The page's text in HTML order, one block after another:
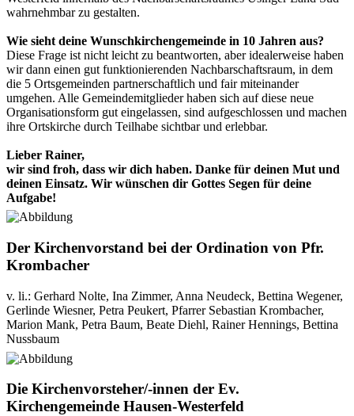
wahrnehmbar zu gestalten.
Wie sieht deine Wunschkirchengemeinde in 10 Jahren aus?
Diese Frage ist nicht leicht zu beantworten, aber idealerweise haben
wir dann einen gut funktionierenden Nachbarschaftsraum, in dem
die 5 Ortsgemeinden partnerschaftlich und fair miteinander
umgehen. Alle Gemeindemitglieder haben sich auf diese neue
Organisationsform gut eingelassen, sind aufgeschlossen und machen
ihre Ortskirche durch Teilhabe sichtbar und erlebbar.
Lieber Rainer,
wir sind froh, dass wir dich haben. Danke für deinen Mut und
deinen Einsatz. Wir wünschen dir Gottes Segen für deine
Aufgabe!
Der Kirchenvorstand bei der Ordination von Pfr.
Krombacher
v. li.: Gerhard Nolte, Ina Zimmer, Anna Neudeck, Bettina Wegener,
Gerlinde Wiesner, Petra Peukert, Pfarrer Sebastian Krombacher,
Marion Mank, Petra Baum, Beate Diehl, Rainer Hennings, Bettina
Nussbaum
Die Kirchenvorsteher/-innen der Ev.
Kirchengemeinde Hausen-Westerfeld